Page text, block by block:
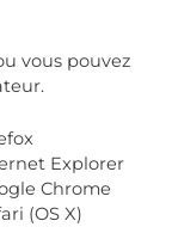
vous pouvez
Explorer
Chrome
(OS X)